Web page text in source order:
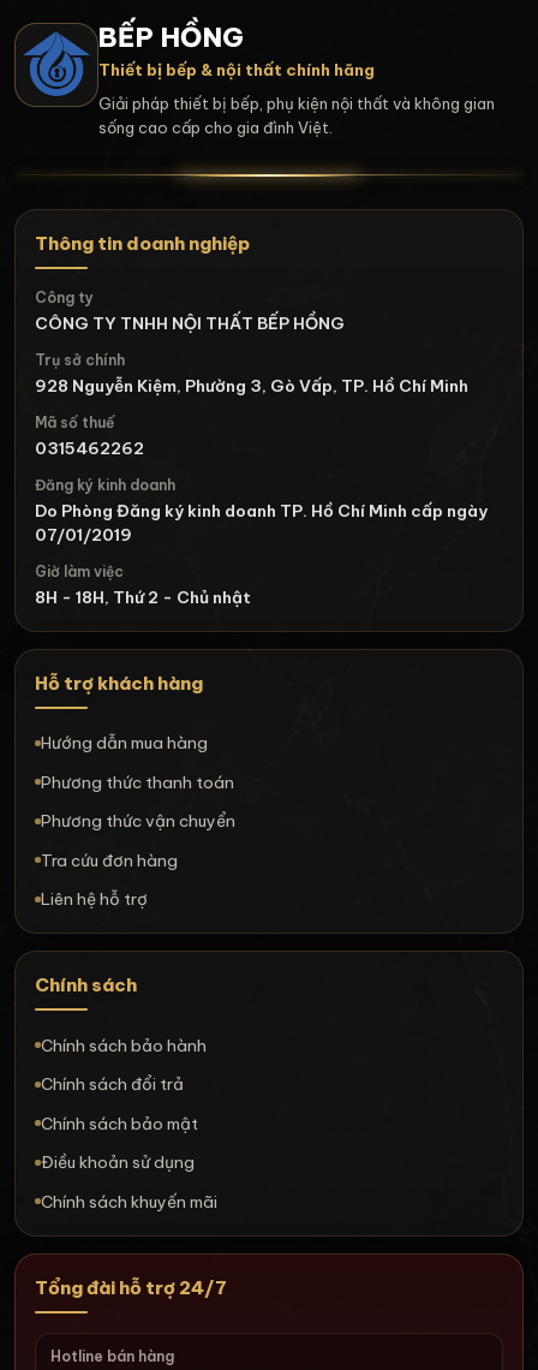
BẾP HỒNG
Thiết bị bếp & nội thất chính hãng
Giải pháp thiết bị bếp, phụ kiện nội thất và không gian
sống cao cấp cho gia đình Việt.
Thông tin doanh nghiệp
Công ty
CÔNG TY TNHH NỘI THẤT BẾP HỒNG
Trụ sở chính
928 Nguyễn Kiệm, Phường 3, Gò Vấp, TP. Hồ Chí Minh
Mã số thuế
0315462262
Đăng ký kinh doanh
Do Phòng Đăng ký kinh doanh TP. Hồ Chí Minh cấp ngày
07/01/2019
Giờ làm việc
8H - 18H, Thứ 2 - Chủ nhật
Hỗ trợ khách hàng
Hướng dẫn mua hàng
Phương thức thanh toán
Phương thức vận chuyển
Tra cứu đơn hàng
Liên hệ hỗ trợ
Chính sách
Chính sách bảo hành
Chính sách đổi trả
Chính sách bảo mật
Điều khoản sử dụng
Chính sách khuyến mãi
Tổng đài hỗ trợ 24/7
Hotline bán hàng